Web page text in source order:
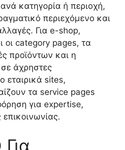
κατηγορία ή περιοχή,
περιεχόμενο και
Για e-shop,
οι category pages, τα
προϊόντων και η
άχρηστες
εταιρικά sites,
τα service pages
για expertise,